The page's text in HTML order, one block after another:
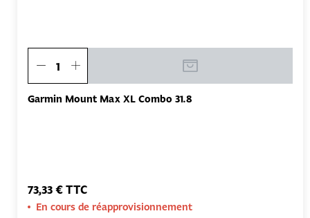
Garmin Mount Max XL Combo 31.8
73,33 € TTC
En cours de réapprovisionnement